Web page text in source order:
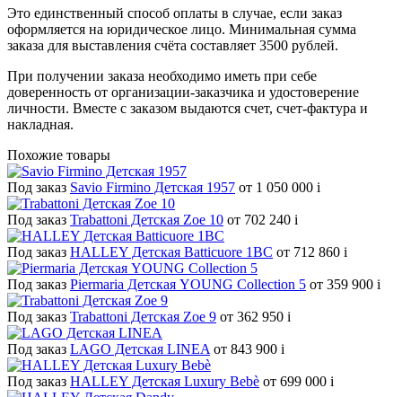
Это единственный способ оплаты в случае, если заказ
оформляется на юридическое лицо. Минимальная сумма
заказа для выставления счёта составляет 3500 рублей.
При получении заказа необходимо иметь при себе
доверенность от организации-заказчика и удостоверение
личности. Вместе с заказом выдаются счет, счет-фактура и
накладная.
Похожие товары
Под заказ Savio Firmino Детская 1957 от 1 050 000 i
Под заказ Trabattoni Детская Zoe 10 от 702 240 i
Под заказ HALLEY Детская Batticuore 1BC от 712 860 i
Под заказ Piermaria Детская YOUNG Collection 5 от 359 900 i
Под заказ Trabattoni Детская Zoe 9 от 362 950 i
Под заказ LAGO Детская LINEA от 843 900 i
Под заказ HALLEY Детская Luxury Bebè от 699 000 i